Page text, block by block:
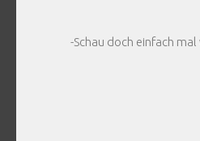
-Schau doch einfach mal